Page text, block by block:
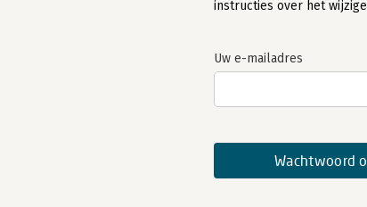
instructies over het
Uw e-mailadres